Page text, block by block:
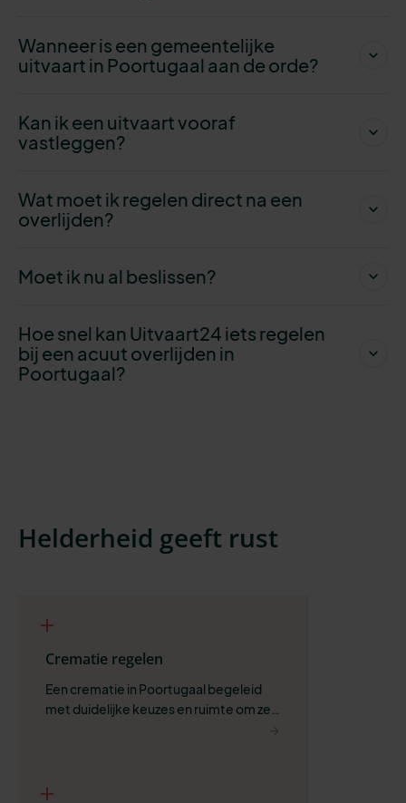
Wanneer is een gemeentelijke
uitvaart in Poortugaal aan de orde?
Kan ik een uitvaart vooraf
vastleggen?
Wat moet ik regelen direct na een
overlijden?
Moet ik nu al beslissen?
Hoe snel kan Uitvaart24 iets regelen
bij een acuut overlijden in
Poortugaal?
Helderheid geeft rust
Crematie regelen
Een crematie in Poortugaal begeleid
met duidelijke keuzes en ruimte om zelf